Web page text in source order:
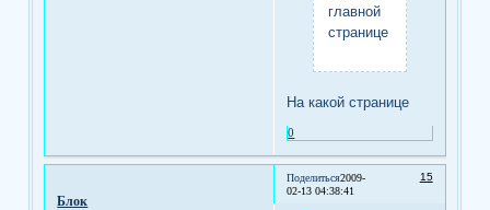
главной
странице
На какой странице
0
Поделиться 15
2009-
02-13 04:38:41
Блок